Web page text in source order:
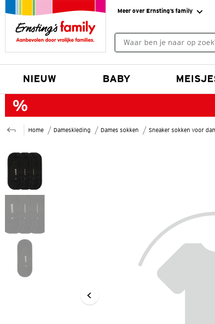
Meer over Ernsting’s family
NIEUW BABY
Home Dameskleding Dames sokken Sneaker sokken voor